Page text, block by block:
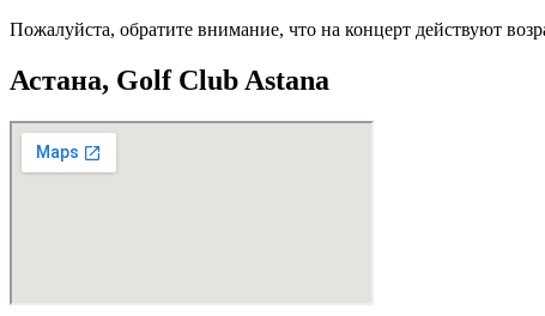
Пожалуйста, обратите внимание, что на концерт действуют
Астана, Golf Club Astana